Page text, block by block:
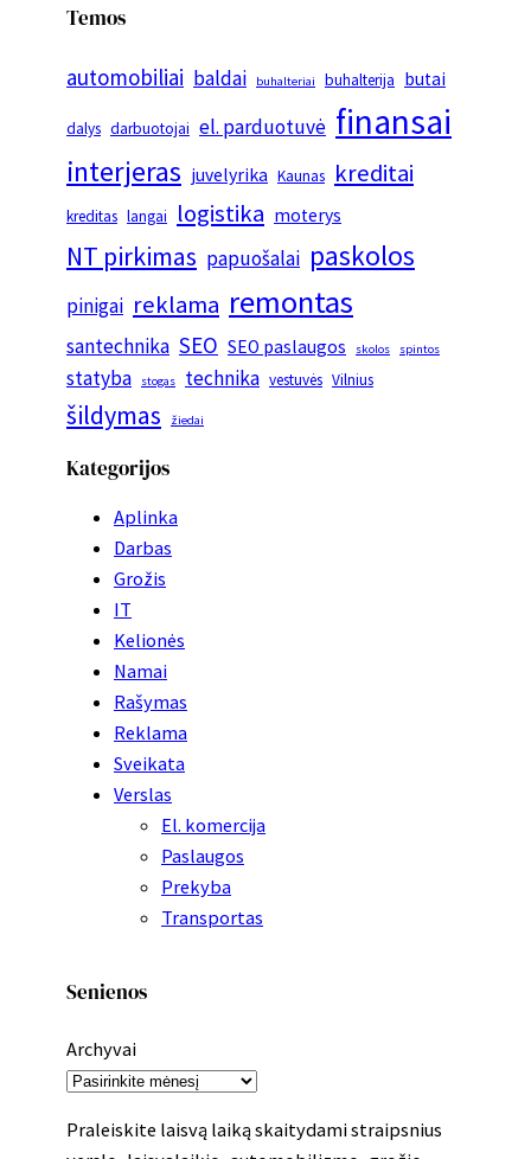
Temos
automobiliai baldai buhalteriai buhalterija butai
dalys darbuotojai el. parduotuvė finansai
interjeras juvelyrika Kaunas kreditai
kreditas langai logistika moterys
NT pirkimas papuošalai paskolos
pinigai reklama remontas
santechnika SEO SEO paslaugos skolos spintos
statyba stogas technika vestuvės Vilnius
šildymas žiedai
Kategorijos
Aplinka
Darbas
Grožis
IT
Kelionės
Namai
Rašymas
Reklama
Sveikata
Verslas
El. komercija
Paslaugos
Prekyba
Transportas
Senienos
Archyvai
Praleiskite laisvą laiką skaitydami straipsnius